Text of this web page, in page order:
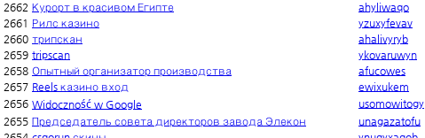
2662 Курорт в красивом Египте ahyliwaqo
2661 Рилс казино yzuxyfevav
2660 трипскан ahalivyryb
2659 tripscan ykovaruwyn
2658 Опытный организатор производства afucowes
2657 Reels казино вход ewixukem
2656 Widoczność w Google usomowitogy
2655 Председатель совета директоров завода Элекон unagazatofu